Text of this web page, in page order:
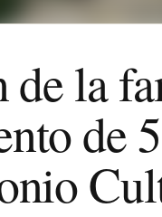
la
de